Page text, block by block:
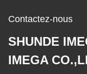
Contactez-nous
SHUNDE
IMEGA